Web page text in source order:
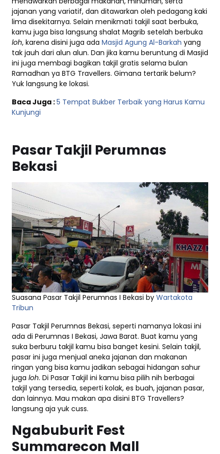
jajanan yang variatif, dan ditawarkan oleh pedagang kaki
lima disekitarnya. Selain menikmati takjil saat berbuka,
kamu juga bisa langsung shalat Magrib setelah berbuka
loh, karena disini juga ada Masjid Agung Al-Barkah yang
tak jauh dari alun alun. Dan jika kamu beruntung di Masjid
ini juga membagi bagikan takjil gratis selama bulan
Ramadhan ya BTG Travellers. Gimana tertarik belum?
Yuk langsung ke lokasi.
Baca Juga :5 Tempat Bukber Terbaik yang Harus Kamu
Kunjungi
Pasar Takjil Perumnas
Bekasi
Suasana Pasar Takjil Perumnas I Bekasi by Wartakota
Tribun
Pasar Takjil Perumnas Bekasi, seperti namanya lokasi ini
ada di Perumnas I Bekasi, Jawa Barat. Buat kamu yang
suka berburu takjil kamu bisa banget kesini. Selain takjil,
pasar ini juga menjual aneka jajanan dan makanan
ringan yang bisa kamu jadikan sebagai hidangan sahur
juga loh. Di Pasar Takjil ini kamu bisa pilih nih berbagai
takjil yang tersedia, seperti kolak, es buah, jajanan pasar,
dan lainnya. Mau makan apa disini BTG Travellers?
langsung aja yuk cuss.
Ngabuburit Fest
Summarecon Mall